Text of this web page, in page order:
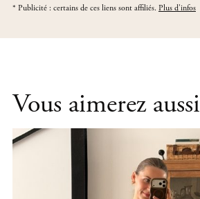
* Publicité : certains de ces liens sont affiliés. Plus d'infos
Vous aimerez aussi